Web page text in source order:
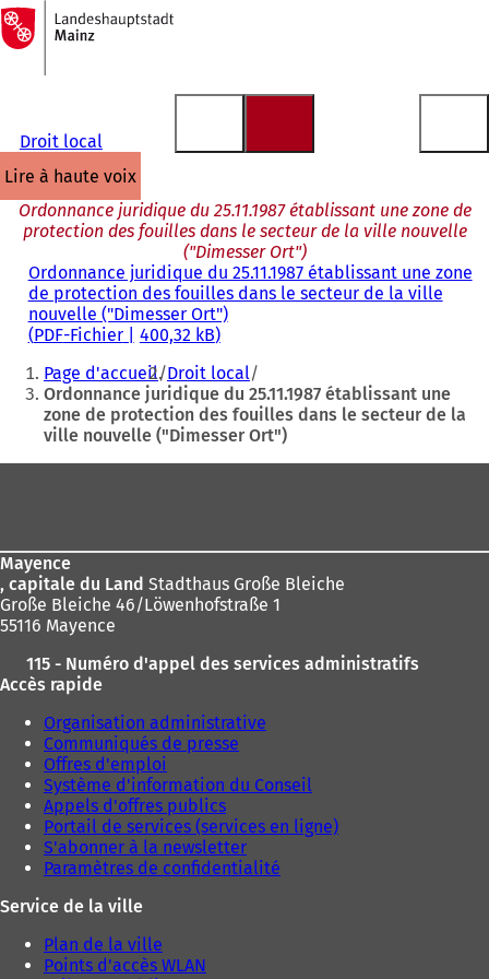
Accéder au contenu
Vers
la
page
d'accueil
Droit local
lire à haute voix
Ordonnance juridique du 25.11.1987 établissant une zone de
protection des fouilles dans le secteur de la ville nouvelle
("Dimesser Ort")
Ordonnance juridique du 25.11.1987 établissant une zone
de protection des fouilles dans le secteur de la ville
nouvelle ("Dimesser Ort")
PDF-Fichier 400,32 kB
Vous
êtes
Page d'accueil Droit local
Ordonnance juridique du 25.11.1987 établissant une
zone de protection des fouilles dans le secteur de la
ville nouvelle ("Dimesser Ort")
Mayence
, capitale du Land Stadthaus Große Bleiche
Große Bleiche 46/Löwenhofstraße 1
55116 Mayence
115 - Numéro d'appel des services administratifs
Accès rapide
Organisation administrative
Communiqués de presse
Offres d'emploi
Système d'information du Conseil
Appels d'offres publics
Portail de services (services en ligne)
S'abonner à la newsletter
Paramètres de confidentialité
Service de la ville
Plan de la ville
Points d'accès WLAN